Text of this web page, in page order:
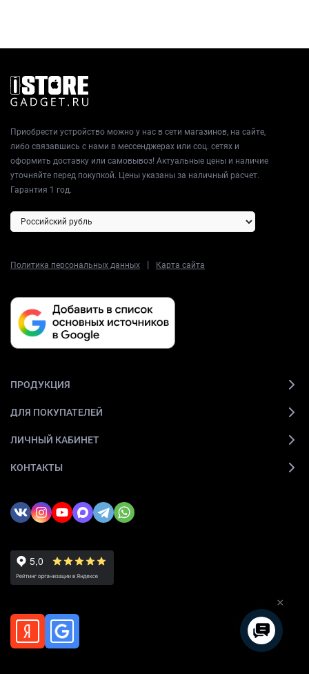
Приобрести устройство можно у нас в сети магазинов, на сайте,
либо связавшись с нами в мессенджерах или соц. сетях и
оформить доставку или самовывоз! Актуальные цены и наличие
уточняйте перед покупкой. Цены указаны за наличный расчет.
Гарантия 1 год.
Политика персональных данных | Карта сайта
ПРОДУКЦИЯ
ДЛЯ ПОКУПАТЕЛЕЙ
ЛИЧНЫЙ КАБИНЕТ
КОНТАКТЫ
×